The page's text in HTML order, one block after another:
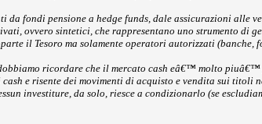
fondi pensione a hedge funds, dale assicurazioni alle
ovvero sintetici, che rappresentano uno strumento
il Tesoro ma solamente operatori autorizzati
ricordare che il mercato cash eâ€™ molto
e risente dei movimenti di acquisto e vendita sui titoli
investiture, da solo, riesce a condizionarlo (se